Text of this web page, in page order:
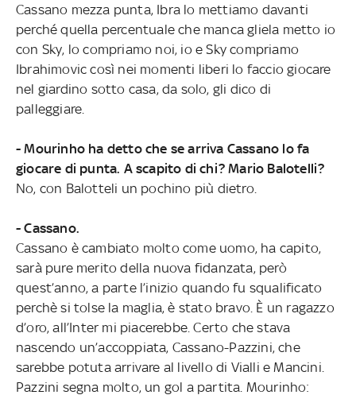
Cassano mezza punta, Ibra lo mettiamo davanti
perché quella percentuale che manca gliela metto io
con Sky, lo compriamo noi, io e Sky compriamo
Ibrahimovic così nei momenti liberi lo faccio giocare
nel giardino sotto casa, da solo, gli dico di
palleggiare.
- Mourinho ha detto che se arriva Cassano lo fa
giocare di punta. A scapito di chi? Mario Balotelli?
No, con Balotteli un pochino più dietro.
- Cassano.
Cassano è cambiato molto come uomo, ha capito,
sarà pure merito della nuova fidanzata, però
quest’anno, a parte l’inizio quando fu squalificato
perchè si tolse la maglia, è stato bravo. È un ragazzo
d’oro, all’Inter mi piacerebbe. Certo che stava
nascendo un’accoppiata, Cassano-Pazzini, che
sarebbe potuta arrivare al livello di Vialli e Mancini.
Pazzini segna molto, un gol a partita. Mourinho: